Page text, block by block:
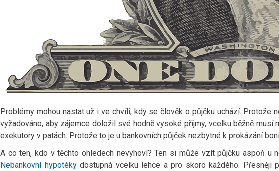
Problémy mohou nastat už i ve chvíli, kdy se člověk o půjčku uchází. Protože
vyžadováno, aby zájemce doložil své hodně vysoké příjmy, vcelku běžně
exekutory v patách. Protože to je u bankovních půjček nezbytné k prokázání
A co ten, kdo v těchto ohledech nevyhoví? Ten si může vzít půjčku aspoň u
Nebankovní hypotékydostupná vcelku lehce a pro skoro každého. Přesněji